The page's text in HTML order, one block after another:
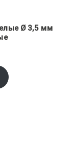
Ø 3,5 мм
162.00грн.